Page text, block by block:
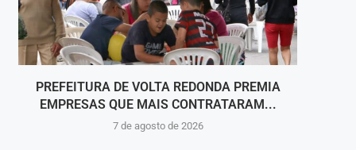
PREFEITURA DE VOLTA REDONDA PREMIA
EMPRESAS QUE MAIS CONTRATARAM...
7 de agosto de 2026